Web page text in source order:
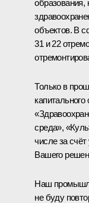
образования,
объектов. В
31 и 22
Только в
среда»,
числе за
Вашего
Наш
не буду